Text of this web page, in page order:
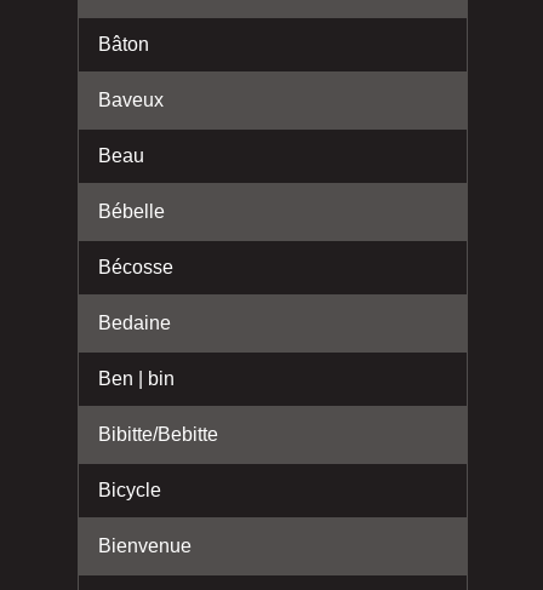
Bâton
Baveux
Beau
Bébelle
Bécosse
Bedaine
Ben | bin
Bibitte/Bebitte
Bicycle
Bienvenue